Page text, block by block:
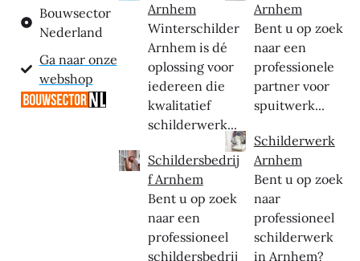
Bouwsector
Nederland
Ga naar onze
webshop
Arnhem
Winterschilder
Arnhem is dé
oplossing voor
iedereen die
kwalitatief
schilderwerk...
Schildersbedrij
f Arnhem
Bent u op zoek
naar een
professioneel
schildersbedrij
Arnhem
Bent u op zoek
naar een
professionele
partner voor
spuitwerk...
Schilderwerk
Arnhem
Bent u op zoek
naar
professioneel
schilderwerk
in Arnhem?